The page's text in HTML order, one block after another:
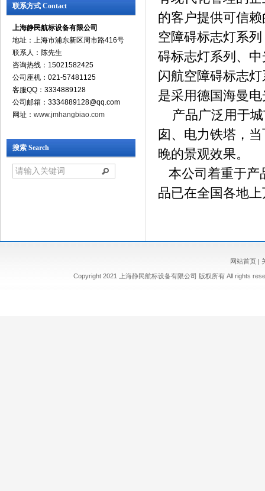
联系方式 Contact
上海静民航标设备有限公司
地址：上海市浦东新区周市路416号
联系人：陈先生
咨询热线：15021582425
公司座机：021-57481125
客服QQ：3334889128
公司邮箱：3334889128@qq.com
网址： www.jmhangbiao.com
搜索 Search
的客户提供可信
空障碍标志灯系
碍标志灯系列、
闪航空障碍标志
是采用德国海曼
产品广泛用于
囱、电力铁塔，
晚的景观效果。
本公司着重于产
品已在全国各地
网站首页|
Copyright 2021 上海静民航标设备有限公司 版权所有 All rights